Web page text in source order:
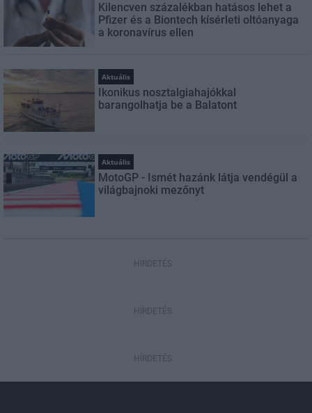
Kilencven százalékban hatásos lehet a
Pfizer és a Biontech kísérleti oltóanyaga
a koronavírus ellen
Aktuális
Ikonikus nosztalgiahajókkal
barangolhatja be a Balatont
Aktuális
MotoGP - Ismét hazánk látja vendégül a
világbajnoki mezőnyt
HIRDETÉS
HÍRDETÉS
HÍRDETÉS